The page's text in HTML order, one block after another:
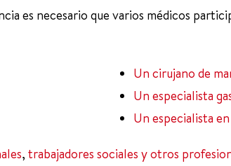
es necesario que varios médicos
Un cirujano de
Un especialista
Un especialista
, trabajadores sociales y otros